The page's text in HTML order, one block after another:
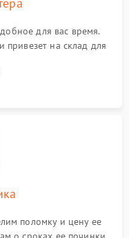
для вас время.
привезет на склад для
поломку и цену ее